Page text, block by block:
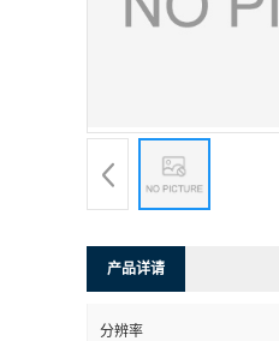
产品详请
分辨率